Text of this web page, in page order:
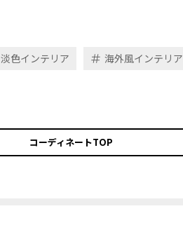
淡色インテリア 海外風インテリア
コーディネートTOP